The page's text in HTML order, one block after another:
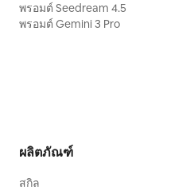
พรอมต์ Seedream 4.5
พรอมต์ Gemini 3 Pro
ผลิตภัณฑ์
สกิล